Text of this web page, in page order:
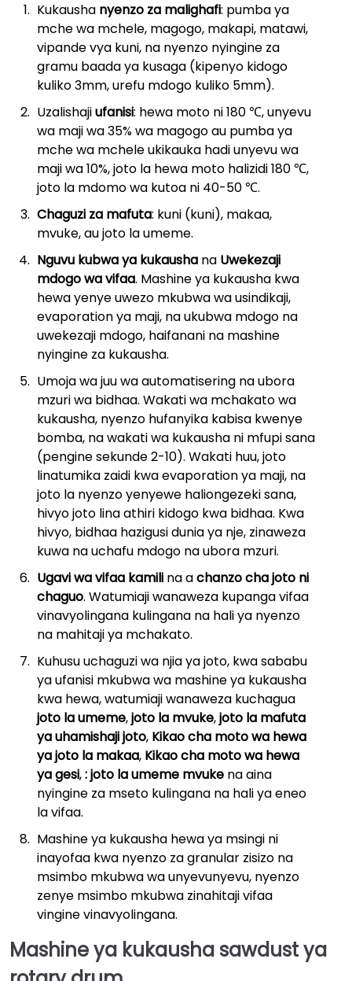
Kukausha nyenzo za malighafi: pumba ya
mche wa mchele, magogo, makapi, matawi,
vipande vya kuni, na nyenzo nyingine za
gramu baada ya kusaga (kipenyo kidogo
kuliko 3mm, urefu mdogo kuliko 5mm).
Uzalishajiufanisi: hewa moto ni 180 ℃, unyevu
wa maji wa 35% wa magogo au pumba ya
mche wa mchele ukikauka hadi unyevu wa
maji wa 10%, joto la hewa moto halizidi 180 ℃,
joto la mdomo wa kutoa ni 40-50 ℃.
Chaguzi za mafuta: kuni (kuni), makaa,
mvuke, au joto la umeme.
Nguvu kubwa ya kukausha na Uwekezaji
mdogo wa vifaa. Mashine ya kukausha kwa
hewa yenye uwezo mkubwa wa usindikaji,
evaporation ya maji, na ukubwa mdogo na
uwekezaji mdogo, haifanani na mashine
nyingine za kukausha.
Umoja wa juu wa automatisering na ubora
mzuri wa bidhaa. Wakati wa mchakato wa
kukausha, nyenzo hufanyika kabisa kwenye
bomba, na wakati wa kukausha ni mfupi sana
(pengine sekunde 2-10). Wakati huu, joto
linatumika zaidi kwa evaporation ya maji, na
joto la nyenzo yenyewe haliongezeki sana,
hivyo joto lina athiri kidogo kwa bidhaa. Kwa
hivyo, bidhaa hazigusi dunia ya nje, zinaweza
kuwa na uchafu mdogo na ubora mzuri.
Ugavi wa vifaa kamili na achanzo cha joto ni
chaguo. Watumiaji wanaweza kupanga vifaa
vinavyolingana kulingana na hali ya nyenzo
na mahitaji ya mchakato.
Kuhusu uchaguzi wa njia ya joto, kwa sababu
ya ufanisi mkubwa wa mashine ya kukausha
kwa hewa, watumiaji wanaweza kuchagua
joto la umeme,joto la mvuke,joto la mafuta
ya uhamishaji joto, Kikao cha moto wa hewa
ya joto la makaa, Kikao cha moto wa hewa
ya gesi,: joto la umeme mvuke na aina
nyingine za mseto kulingana na hali ya eneo
la vifaa.
Mashine ya kukausha hewa ya msingi ni
inayofaa kwa nyenzo za granular zisizo na
msimbo mkubwa wa unyevunyevu, nyenzo
zenye msimbo mkubwa zinahitaji vifaa
vingine vinavyolingana.
Mashine ya kukausha sawdust ya